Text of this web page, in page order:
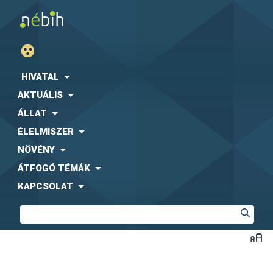
HIVATAL
AKTUÁLIS
ÁLLAT
ÉLELMISZER
NÖVÉNY
ÁTFOGÓ TÉMÁK
KAPCSOLAT